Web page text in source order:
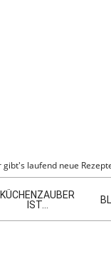
gibt's laufend neue
KÜCHENZAUBER
IST…